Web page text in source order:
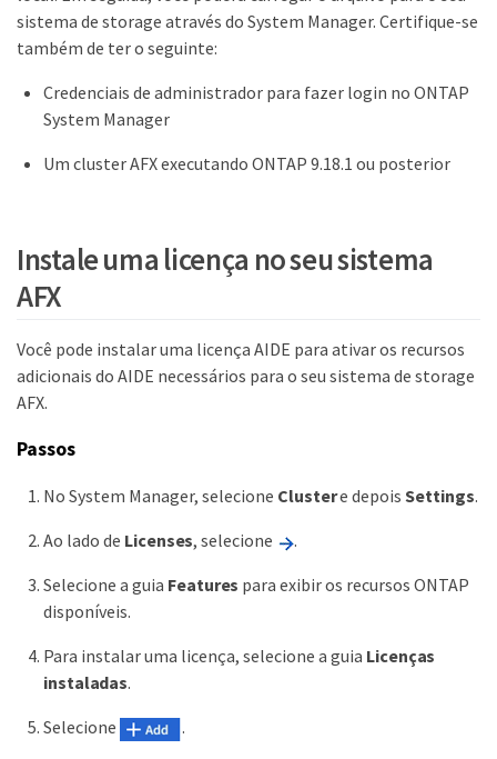
sistema de storage através do System Manager. Certifique-se
também de ter o seguinte:
Credenciais de administrador para fazer login no ONTAP
System Manager
Um cluster AFX executando ONTAP 9.18.1 ou posterior
Instale uma licença no seu sistema
AFX
Você pode instalar uma licença AIDE para ativar os recursos
adicionais do AIDE necessários para o seu sistema de storage
AFX.
Passos
No System Manager, selecione Clustere depoisSettings.
Ao lado de Licenses, selecione
.
Selecione a guia Features para exibir os recursos ONTAP
disponíveis.
Para instalar uma licença, selecione a guia Licenças
instaladas.
Selecione
.